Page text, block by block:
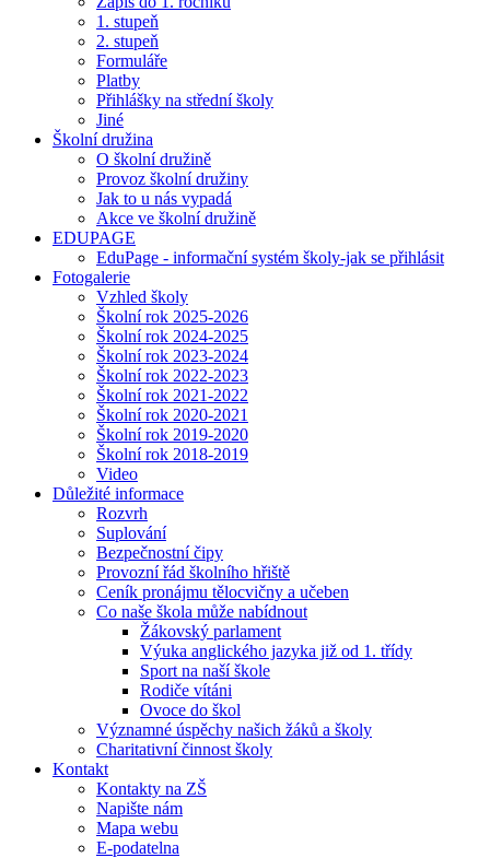
1. stupeň
2. stupeň
Formuláře
Platby
Přihlášky na střední školy
Jiné
Školní družina
O školní družině
Provoz školní družiny
Jak to u nás vypadá
Akce ve školní družině
EDUPAGE
EduPage - informační systém školy-jak se přihlásit
Fotogalerie
Vzhled školy
Školní rok 2025-2026
Školní rok 2024-2025
Školní rok 2023-2024
Školní rok 2022-2023
Školní rok 2021-2022
Školní rok 2020-2021
Školní rok 2019-2020
Školní rok 2018-2019
Video
Důležité informace
Rozvrh
Suplování
Bezpečnostní čipy
Provozní řád školního hřiště
Ceník pronájmu tělocvičny a učeben
Co naše škola může nabídnout
Žákovský parlament
Výuka anglického jazyka již od 1. třídy
Sport na naší škole
Rodiče vítáni
Ovoce do škol
Významné úspěchy našich žáků a školy
Charitativní činnost školy
Kontakt
Kontakty na ZŠ
Napište nám
Mapa webu
E-podatelna